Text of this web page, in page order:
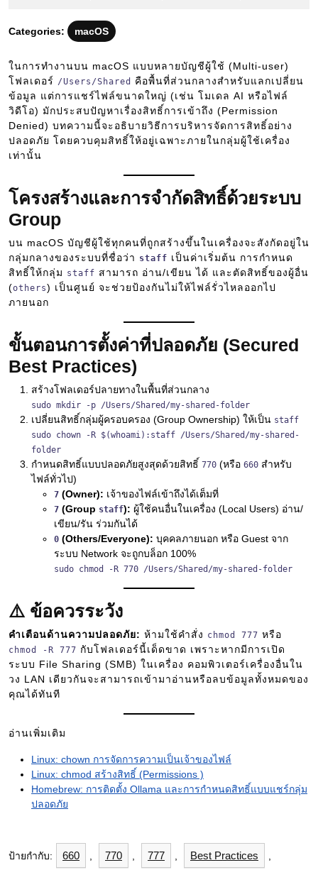
Categories: macOS
ในการทำงานบน macOS แบบหลายบัญชีผู้ใช้ (Multi-user)
โฟลเดอร์ /Users/Shared
คือพื้นที่ส่วนกลางสำหรับแลกเปลี่ยน
ข้อมูล แต่การแชร์ไฟล์ขนาดใหญ่ (เช่น โมเดล AI หรือไฟล์
วิดีโอ) มักประสบปัญหาเรื่องสิทธิ์การเข้าถึง (Permission
Denied) บทความนี้จะอธิบายวิธีการบริหารจัดการสิทธิ์อย่าง
ปลอดภัย โดยควบคุมสิทธิ์ให้อยู่เฉพาะภายในกลุ่มผู้ใช้เครื่อง
เท่านั้น
โครงสร้างและการจำกัดสิทธิ์ด้วยระบบ
Group
บน macOS บัญชีผู้ใช้ทุกคนที่ถูกสร้างขึ้นในเครื่องจะสังกัดอยู่ใน
กลุ่มกลางของระบบที่ชื่อว่า staff เป็นค่าเริ่มต้น การกำหนด
สิทธิ์ให้กลุ่ม staff สามารถ อ่าน/เขียน ได้ และตัดสิทธิ์ของผู้อื่น
(others) เป็นศูนย์ จะช่วยป้องกันไม่ให้ไฟล์รั่วไหลออกไป
ภายนอก
ขั้นตอนการตั้งค่าที่ปลอดภัย (Secured
Best Practices)
สร้างโฟลเดอร์ปลายทางในพื้นที่ส่วนกลาง
sudo mkdir -p /Users/Shared/my-shared-folder
เปลี่ยนสิทธิ์กลุ่มผู้ครอบครอง (Group Ownership) ให้เป็น staff
sudo chown -R $(whoami):staff /Users/Shared/my-shared-
folder
กำหนดสิทธิ์แบบปลอดภัยสูงสุดด้วยสิทธิ์ 770 (หรือ 660 สำหรับ
ไฟล์ทั่วไป)
7 (Owner): เจ้าของไฟล์เข้าถึงได้เต็มที่
7 (Group staff): ผู้ใช้คนอื่นในเครื่อง (Local Users) อ่าน/
เขียน/รัน ร่วมกันได้
0 (Others/Everyone): บุคคลภายนอก หรือ Guest จาก
ระบบ Network จะถูกบล็อก 100%
sudo chmod -R 770 /Users/Shared/my-shared-folder
⚠️ ข้อควรระวัง
คำเตือนด้านความปลอดภัย: ห้ามใช้คำสั่ง chmod 777 หรือ
chmod -R 777 กับโฟลเดอร์นี้เด็ดขาด เพราะหากมีการเปิด
ระบบ File Sharing (SMB) ในเครื่อง คอมพิวเตอร์เครื่องอื่นใน
วง LAN เดียวกันจะสามารถเข้ามาอ่านหรือลบข้อมูลทั้งหมดของ
คุณได้ทันที
อ่านเพิ่มเติม
Linux: chown การจัดการความเป็นเจ้าของไฟล์
Linux: chmod สร้างสิทธิ์ (Permissions )
Homebrew: การติดตั้ง Ollama และการกำหนดสิทธิ์แบบแชร์กลุ่ม
ปลอดภัย
ป้ายกำกับ: 660 770 777 Best Practices